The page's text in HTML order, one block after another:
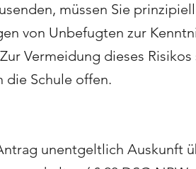
müssen Sie
von Unbefugten zur
Vermeidung dieses
die Schule offen.
unentgeltlich Auskunft